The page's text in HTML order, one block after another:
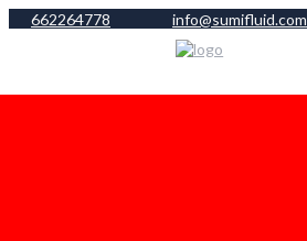
662264778 info@sumifluid.com